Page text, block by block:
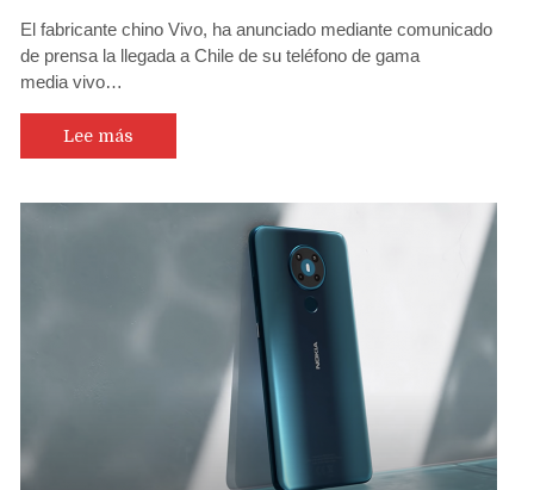
El fabricante chino Vivo, ha anunciado mediante comunicado
de prensa la llegada a Chile de su teléfono de gama
media vivo…
Lee más